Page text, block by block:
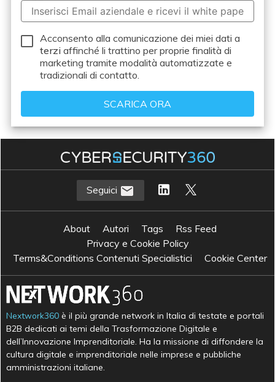
Acconsento alla comunicazione dei miei dati a
terzi affinché li trattino per proprie finalità di
marketing tramite modalità automatizzate e
tradizionali di contatto.
Seguici
About Autori Tags
Rss Feed
Privacy e Cookie Policy
Terms&Conditions Contenuti Specialistici
Cookie Center
Nextwork360 è il più grande network in Italia di testate e portali
B2B dedicati ai temi della Trasformazione Digitale e
dell’Innovazione Imprenditoriale. Ha la missione di diffondere la
cultura digitale e imprenditoriale nelle imprese e pubbliche
amministrazioni italiane.